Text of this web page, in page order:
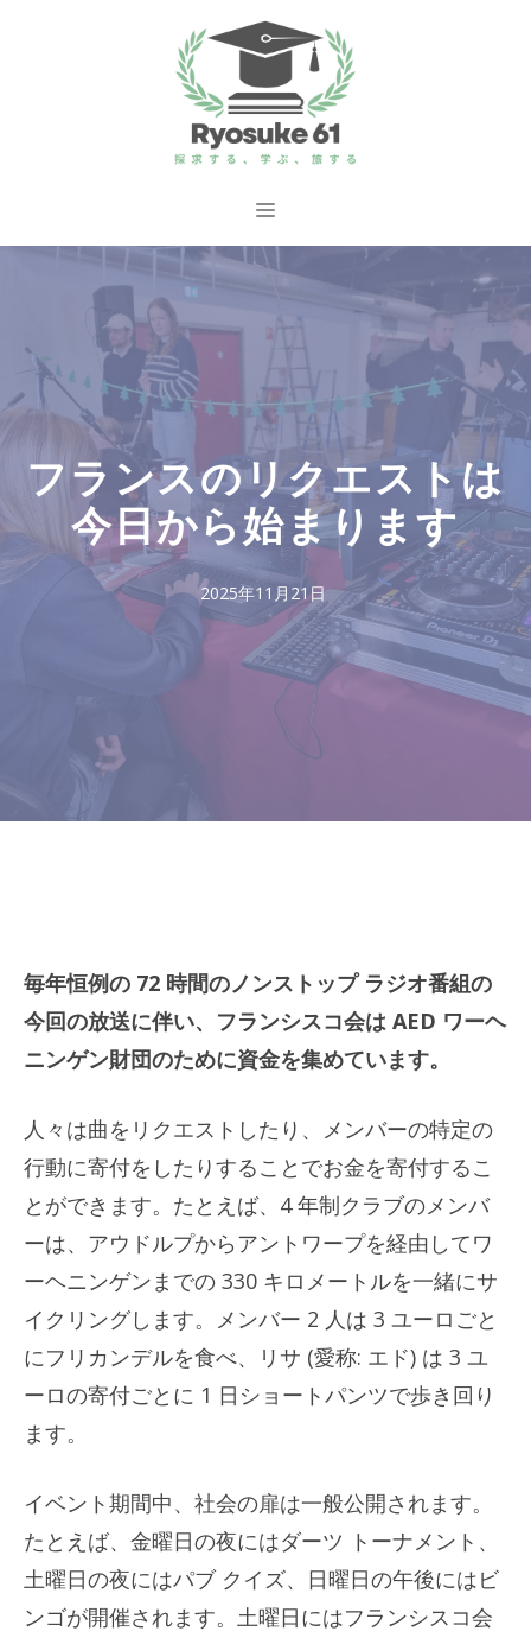
ス
メ
ニ
ュ
ー
フランスのリクエストは
今日から始まります
2025年11月21日
毎年恒例の 72 時間のノンストップ ラジオ番組の
今回の放送に伴い、フランシスコ会は AED ワーヘ
ニンゲン財団のために資金を集めています。
人々は曲をリクエストしたり、メンバーの特定の
行動に寄付をしたりすることでお金を寄付するこ
とができます。たとえば、4 年制クラブのメンバ
ーは、アウドルプからアントワープを経由してワ
ーヘニンゲンまでの 330 キロメートルを一緒にサ
イクリングします。メンバー 2 人は 3 ユーロごと
にフリカンデルを食べ、リサ (愛称: エド) は 3 ユ
ーロの寄付ごとに 1 日ショートパンツで歩き回り
ます。
イベント期間中、社会の扉は一般公開されます。
たとえば、金曜日の夜にはダーツ トーナメント、
土曜日の夜にはパブ クイズ、日曜日の午後にはビ
ンゴが開催されます。土曜日にはフランシスコ会